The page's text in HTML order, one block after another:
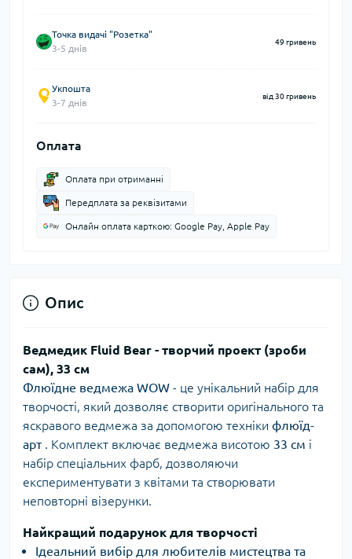
Точка видачі "Розетка"
3-5 днів
49 гривень
Укпошта
3-7 днів
від 30 гривень
Оплата
Оплата при отриманні
Передплата за реквізитами
Онлайн оплата карткою: Google Pay, Apple Pay
Опис
Ведмедик Fluid Bear - творчий проект (зроби
сам), 33 см
Флюїдне ведмежа WOW - це унікальний набір для
творчості, який дозволяє створити оригінального та
яскравого ведмежа за допомогою техніки флюїд-
арт. Комплект включає ведмежа висотою 33 см і
набір спеціальних фарб, дозволяючи
експериментувати з квітами та створювати
неповторні візерунки.
Найкращий подарунок для творчості
Ідеальний вибір для любителів мистецтва та